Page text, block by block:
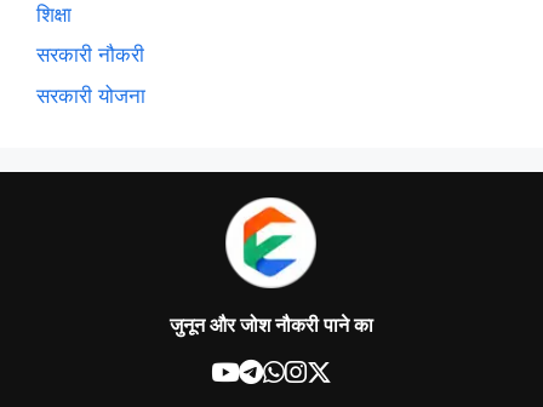
शिक्षा
सरकारी नौकरी
सरकारी योजना
जुनून और जोश नौकरी पाने का